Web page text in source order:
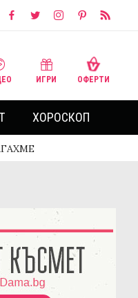
ИГРИ ОФЕРТИ
ХОРОСКОП